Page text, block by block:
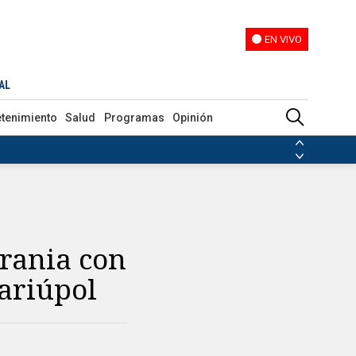
EN VIVO
Salud Programas Opinión
con